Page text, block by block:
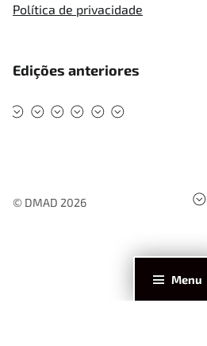
Menu
Política de privacidade
Edições anteriores
#DMAD2025
#DMAD2024
#DMAD2023
#DMAD2022
#DMAD2020
#DMAD2019
© DMAD 2026